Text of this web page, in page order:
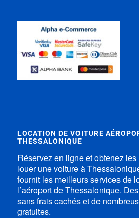
LOCATION DE VOITURE
THESSALONIQUE
Réservez en ligne et obtenez
louer une voiture à
fournit les meilleurs services de
l’aéroport de Thessalonique.
sans frais cachés et de
gratuites.